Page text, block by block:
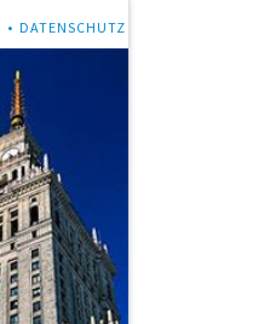
DATENSCHUTZ